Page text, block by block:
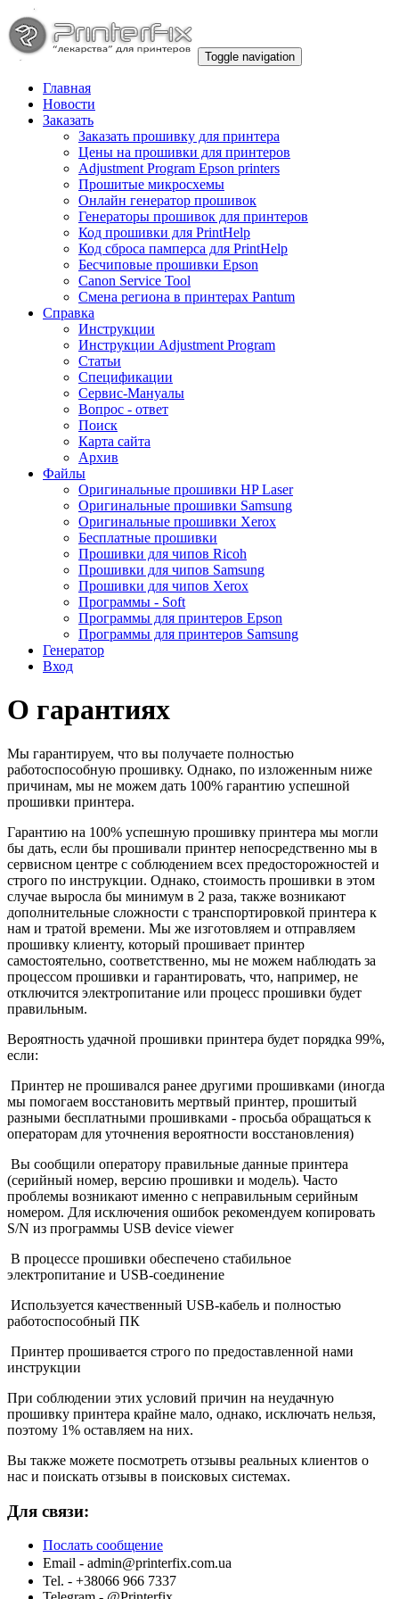
Toggle navigation
Главная
Новости
Заказать
Заказать прошивку для принтера
Цены на прошивки для принтеров
Adjustment Program Epson printers
Прошитые микросхемы
Онлайн генератор прошивок
Генераторы прошивок для принтеров
Код прошивки для PrintHelp
Код сброса памперса для PrintHelp
Беcчиповые прошивки Epson
Canon Service Tool
Смена региона в принтерах Pantum
Справка
Инструкции
Инструкции Adjustment Program
Статьи
Спецификации
Сервис-Мануалы
Вопрос - ответ
Поиск
Карта сайта
Архив
Файлы
Оригинальные прошивки HP Laser
Оригинальные прошивки Samsung
Оригинальные прошивки Xerox
Бесплатные прошивки
Прошивки для чипов Ricoh
Прошивки для чипов Samsung
Прошивки для чипов Xerox
Программы - Soft
Программы для принтеров Epson
Программы для принтеров Samsung
Генератор
Вход
О гарантиях
Мы гарантируем, что вы получаете полностью
работоспособную прошивку. Однако, по изложенным ниже
причинам, мы не можем дать 100% гарантию успешной
прошивки принтера.
Гарантию на 100% успешную прошивку принтера мы могли
бы дать, если бы прошивали принтер непосредственно мы в
сервисном центре с соблюдением всех предосторожностей и
строго по инструкции. Однако, стоимость прошивки в этом
случае выросла бы минимум в 2 раза, также возникают
дополнительные сложности с транспортировкой принтера к
нам и тратой времени. Мы же изготовляем и отправляем
прошивку клиенту, который прошивает принтер
самостоятельно, соответственно, мы не можем наблюдать за
процессом прошивки и гарантировать, что, например, не
отключится электропитание или процесс прошивки будет
правильным.
Вероятность удачной прошивки принтера будет порядка 99%,
если:
Принтер не прошивался ранее другими прошивками (иногда
мы помогаем восстановить мертвый принтер, прошитый
разными бесплатными прошивками - просьба обращаться к
операторам для уточнения вероятности восстановления)
Вы сообщили оператору правильные данные принтера
(серийный номер, версию прошивки и модель). Часто
проблемы возникают именно с неправильным серийным
номером. Для исключения ошибок рекомендуем копировать
S/N из программы USB device viewer
В процессе прошивки обеспечено стабильное
электропитание и USB-соединение
Используется качественный USB-кабель и полностью
работоспособный ПК
Принтер прошивается строго по предоставленной нами
инструкции
При соблюдении этих условий причин на неудачную
прошивку принтера крайне мало, однако, исключать нельзя,
поэтому 1% оставляем на них.
Вы также можете посмотреть отзывы реальных клиентов о
нас и поискать отзывы в поисковых системах.
Для связи:
Послать сообщение
Email - admin@printerfix.com.ua
Tel. - +38066 966 7337